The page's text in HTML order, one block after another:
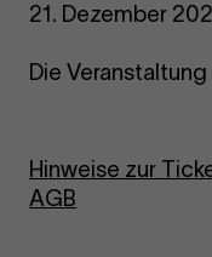
21. Dezember
Die
Hinweise zur
AGB